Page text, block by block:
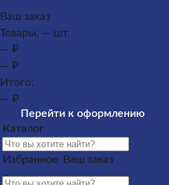
Памятники из гранита
Оформление гранитных
лавочки
Контакты и адреса офисов
покупателю
оплате и доставке?
памятника?Как происходит
гарантийные условия?
Ваш заказ
Товары, — шт.
— ₽
— ₽
Итого:
— ₽
Перейти к оформлению
Каталог
Избранное Ваш заказ